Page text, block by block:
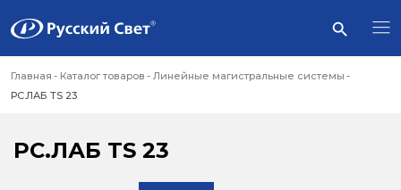
Главная Каталог товаров
Линейные магистральные системы
РС.ЛАБ TS 23
РС.ЛАБ TS 23